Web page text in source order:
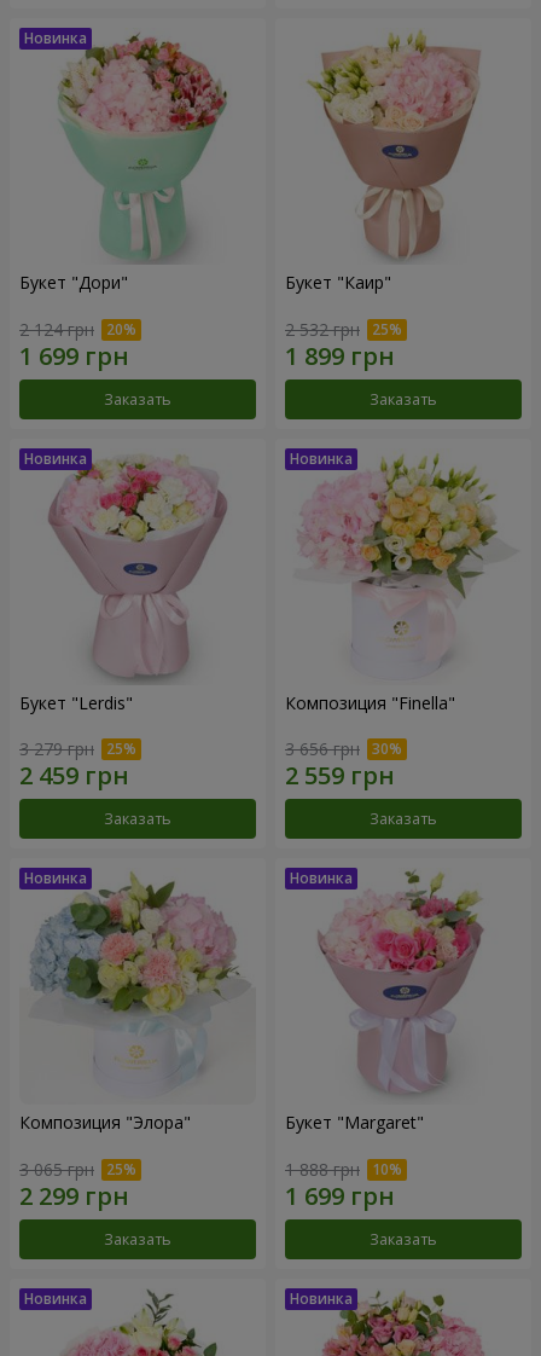
Букет "Дори"
2 124 грн
Заказать
Букет "Каир"
2 532 грн
Заказать
Букет "Lerdis"
3 279 грн
Заказать
Композиция "Finella"
3 656 грн
Заказать
Композиция "Элора"
3 065 грн
Заказать
Букет "Margaret"
1 888 грн
Заказать